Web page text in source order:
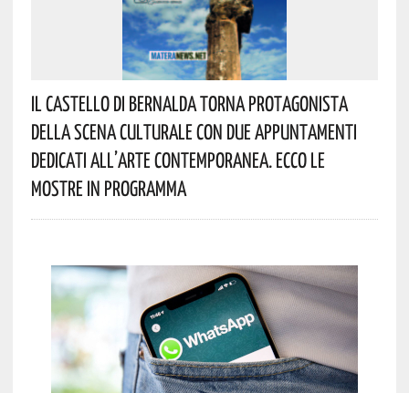
Il Castello Di Bernalda Torna Protagonista
Della Scena Culturale Con Due Appuntamenti
Dedicati All’arte Contemporanea. Ecco Le
Mostre In Programma